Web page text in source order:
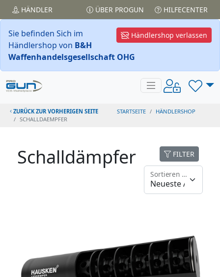
HÄNDLER ÜBER PROGUN HILFECENTER
Händlershop verlassen
Sie befinden Sich im
Händlershop von B&H
Waffenhandelsgesellschaft OHG
ZURÜCK ZUR VORHERIGEN SEITE STARTSEITE
HÄNDLERSHOP
SCHALLDAEMPFER
Schalldämpfer FILTER
Sortieren nach